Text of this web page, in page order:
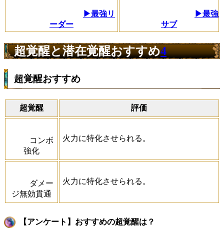
▶最強リ
ーダー
▶最強
サブ
超覚醒と潜在覚醒おすすめ4
超覚醒おすすめ
超覚醒 評価
コンボ
強化
火力に特化させられる。
ダメー
ジ無効貫通
火力に特化させられる。
【アンケート】おすすめの超覚醒は？